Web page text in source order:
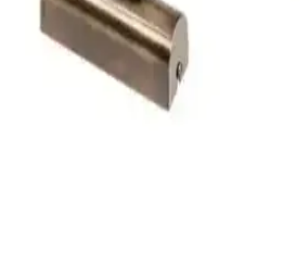
ihtiyaçlarınıza en uygun seçimi yapmanıza
Ucuz Geldi Krom Ayna Üstü